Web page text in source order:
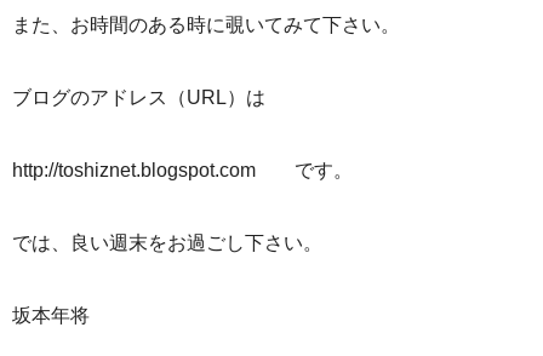
また、お時間のある時に覗いてみて下さい。
ブログのアドレス（URL）は
http://toshiznet.blogspot.com です。
では、良い週末をお過ごし下さい。
坂本年将